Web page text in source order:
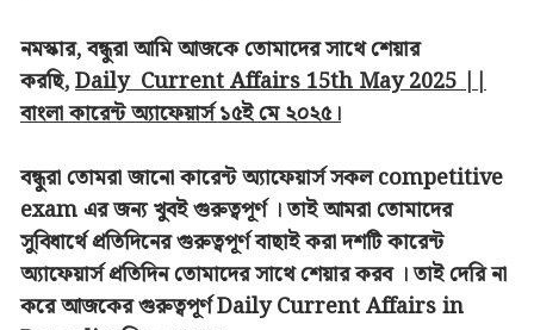
নমস্কার, বন্ধুরা আমি আজকে তোমাদের সাথে শেয়ার
করছি,Daily Current Affairs 15th May 2025 ||
বাংলা কারেন্ট অ্যাফেয়ার্স ১৫ই মে ২০২৫।
বন্ধুরা তোমরা জানো কারেন্ট অ্যাফেয়ার্স সকল competitive
exam এর জন্য খুবই গুরুত্বপূর্ণ । তাই আমরা তোমাদের
সুবিধার্থে প্রতিদিনের গুরুত্বপূর্ণ বাছাই করা দশটি কারেন্ট
অ্যাফেয়ার্স প্রতিদিন তোমাদের সাথে শেয়ার করব । তাই দেরি না
করে আজকের গুরুত্বপূর্ণ Daily Current Affairs in